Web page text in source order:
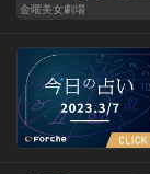
金曜美女劇場